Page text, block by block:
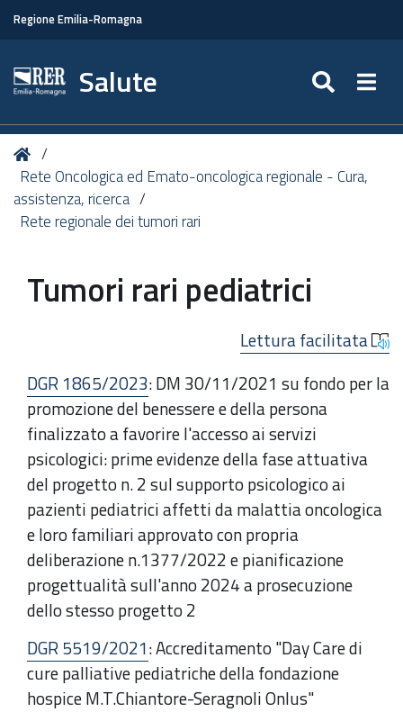
Regione Emilia-Romagna
Salute
Tu
sei
qui:
Home
Rete Oncologica ed Emato-oncologica regionale - Cura,
assistenza, ricerca
Rete regionale dei tumori rari
Tumori rari pediatrici
Lettura facilitata
DGR 1865/2023: DM 30/11/2021 su fondo per la
promozione del benessere e della persona
finalizzato a favorire l'accesso ai servizi
psicologici: prime evidenze della fase attuativa
del progetto n. 2 sul supporto psicologico ai
pazienti pediatrici affetti da malattia oncologica
e loro familiari approvato con propria
deliberazione n.1377/2022 e pianificazione
progettualità sull'anno 2024 a prosecuzione
dello stesso progetto 2
DGR 5519/2021:Accreditamento "Day Care di
cure palliative pediatriche della fondazione
hospice M.T.Chiantore-Seragnoli Onlus"